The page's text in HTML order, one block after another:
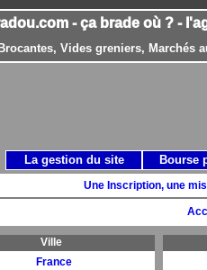
- ça brade où ? -
Vides greniers, Marchés
Une Inscription, une
Ville
France
La gestion du site Bourse